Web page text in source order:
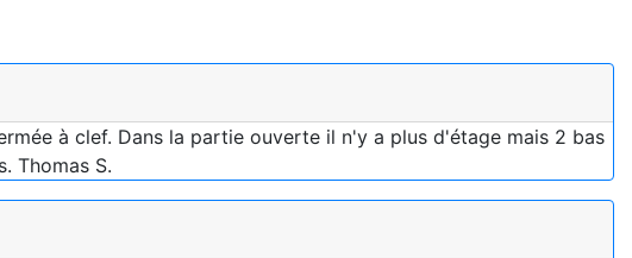
à clef. Dans la partie ouverte il n'y a plus d'étage mais 2 bas
Thomas S.